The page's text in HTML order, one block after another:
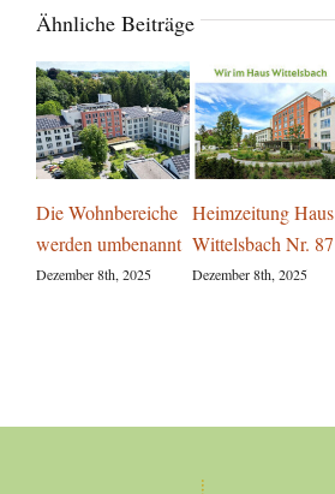
Ähnliche Beiträge
Die Wohnbereiche
werden umbenannt
Dezember 8th, 2025
Heimzeitung Haus
Wittelsbach Nr. 87
Dezember 8th, 2025